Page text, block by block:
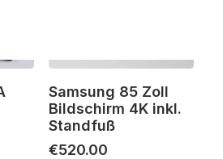
Samsung 85 Zoll
Bildschirm 4K inkl.
Standfuß
€520.00